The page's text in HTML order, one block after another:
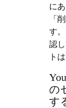
に
「
す
認
ト
の
す